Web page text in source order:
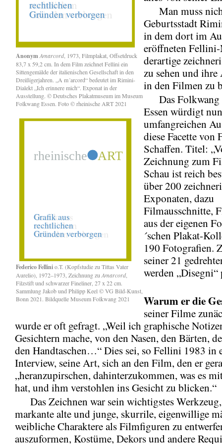
AnonymAmarcord, 1973, Filmplakat, Offsetdruck
83,7 x 59,2 cm. In dem Film zeichnet Fellini ein
Sittengemälde der italienischen Gesellschaft in den
Dreißigerjahren. „A m´arcord“ bedeutet im Rimini-
Dialekt „Ich erinnere mich“. Exponat in der
Ausstellung. © Deutsches Plakatmuseum im Museum
Folkwang Essen. Foto © rheinische ART 2021
Federico Fellinio.T. (Kopfstudie zu Tittas Vater
Aurelio), 1972–1973, Zeichnung zu Amarcord,
Filzstift und schwarzer Fineliner, 27 x 22 cm.
Sammlung Jakob und Philipp Keel © VG Bild-Kunst,
Bonn 2021. Bildquelle Museum Folkwang 2021
Man muss
Geburtsstadt
in dem dort im
eröffneten
derartige
zu sehen und
in den Filmen zu
Das Folkwang
Essen würdigt
umfangreichen
diese Facette von
Schaffen. Titel:
Zeichnung zum
Schau ist reich
über 200
Exponaten, dazu
Filmausschnitte,
aus der eigenen
´schen Plakat-
190 Fotografien.
seiner 21
werden „Disegni“
Warumer die
seiner Filme
wurde er oft gefragt. „Weil ich graphische
Gesichtern mache, von den Nasen, den Bärten,
den Handtaschen…“ Dies sei, so Fellini 1983 in
Interview, seine Art, sich an den Film, den er
„heranzupirschen, dahinterzukommen, was es
hat, und ihm verstohlen ins Gesicht zu blicken.“
Das Zeichnen war sein wichtigstes
markante alte und junge, skurrile, eigenwillige
weibliche Charaktere als Filmfiguren zu
auszuformen, Kostüme, Dekors und andere